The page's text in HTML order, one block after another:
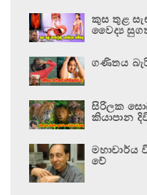
කුස තුළ
වෛද්‍ය
ගණිතය
සිරිලක
කියාපාන
මහාචාර්ය
වේ